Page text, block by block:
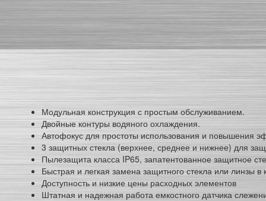
Модульная конструкция с простым обслуживанием.
Двойные контуры водяного охлаждения.
Автофокус для простоты использования и повышения
3 защитных стекла (верхнее, среднее и нижнее) для
Пылезащита класса IP65, запатентованное защитное
Быстрая и легкая замена защитного стекла или линзы
Доступность и низкие цены расходных элементов
Штатная и надежная работа емкостного датчика